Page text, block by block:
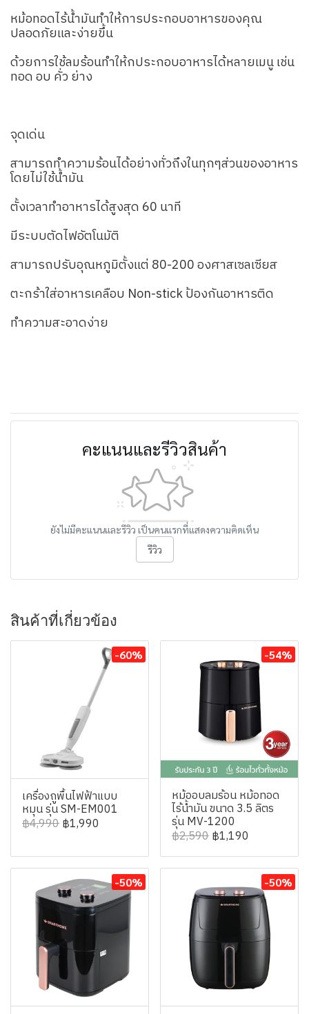
หม้อทอดไร้น้ำมันทำให้การประกอบอาหารของคุณ
ปลอดภัยและง่ายขึ้น
ด้วยการใช้ลมร้อนทำให้กประกอบอาหารได้หลายเมนู เช่น
ทอด อบ คั่ว ย่าง
จุดเด่น
สามารถทำความร้อนได้อย่างทั่วถึงในทุกๆส่วนของอาหาร
โดยไม่ใช้น้ำมัน
ตั้งเวลาทำอาหารได้สูงสุด 60 นาที
มีระบบตัดไฟอัตโนมัติ
สามารถปรับอุณหภูมิตั้งแต่ 80-200 องศาสเซลเซียส
ตะกร้าใส่อาหารเคลือบ Non-stick ป้องกันอาหารติด
ทำความสะอาดง่าย
คะแนนและรีวิวสินค้า
ยังไม่มีคะแนนและรีวิว เป็นคนแรกที่แสดงความคิดเห็น
รีวิว
สินค้าที่เกี่ยวข้อง
-60%
เครื่องถูพื้นไฟฟ้าแบบ
หมุน รุ่น SM-EM001
฿4,990฿1,990
-54%
หม้ออบลมร้อน หม้อทอด
ไร้น้ำมัน ขนาด 3.5 ลิตร
รุ่น MV-1200
฿2,590฿1,190
-50% -50%